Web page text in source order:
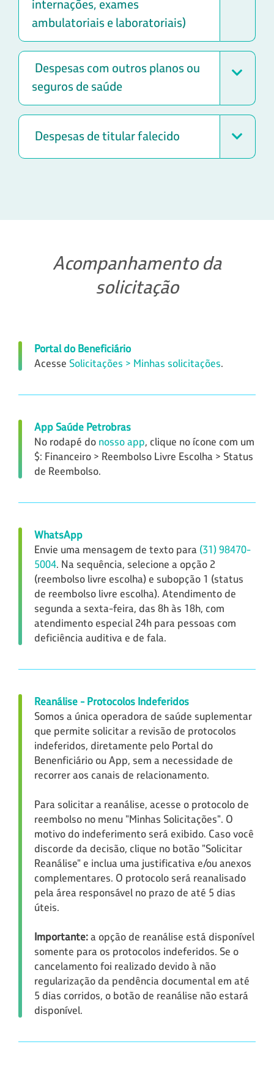
internações, exames
ambulatoriais e laboratoriais)
Despesas com outros planos ou
seguros de saúde
Despesas de titular falecido
Acompanhamento da
solicitação
Portal do Beneficiário
Acesse Solicitações > Minhas solicitações.
App Saúde Petrobras
No rodapé do nosso app, clique no ícone com um
$: Financeiro > Reembolso Livre Escolha > Status
de Reembolso.
WhatsApp
Envie uma mensagem de texto para (31) 98470-
5004. Na sequência, selecione a opção 2
(reembolso livre escolha) e subopção 1 (status
de reembolso livre escolha). Atendimento de
segunda a sexta-feira, das 8h às 18h, com
atendimento especial 24h para pessoas com
deficiência auditiva e de fala.
Reanálise - Protocolos Indeferidos
Somos a única operadora de saúde suplementar
que permite solicitar a revisão de protocolos
indeferidos, diretamente pelo Portal do
Benenficiário ou App, sem a necessidade de
recorrer aos canais de relacionamento.
Para solicitar a reanálise, acesse o protocolo de
reembolso no menu "Minhas Solicitações". O
motivo do indeferimento será exibido. Caso você
discorde da decisão, clique no botão "Solicitar
Reanálise" e inclua uma justificativa e/ou anexos
complementares. O protocolo será reanalisado
pela área responsável no prazo de até 5 dias
úteis.
Importante:a opção de reanálise está disponível
somente para os protocolos indeferidos. Se o
cancelamento foi realizado devido à não
regularização da pendência documental em até
5 dias corridos, o botão de reanálise não estará
disponível.